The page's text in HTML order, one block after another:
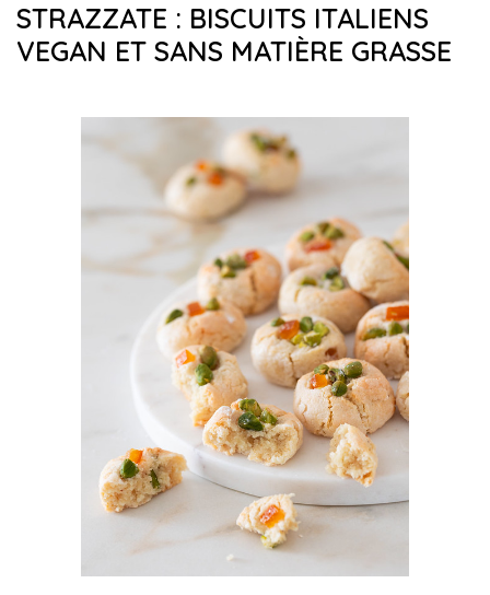
STRAZZATE : BISCUITS ITALIENS
VEGAN ET SANS MATIÈRE GRASSE